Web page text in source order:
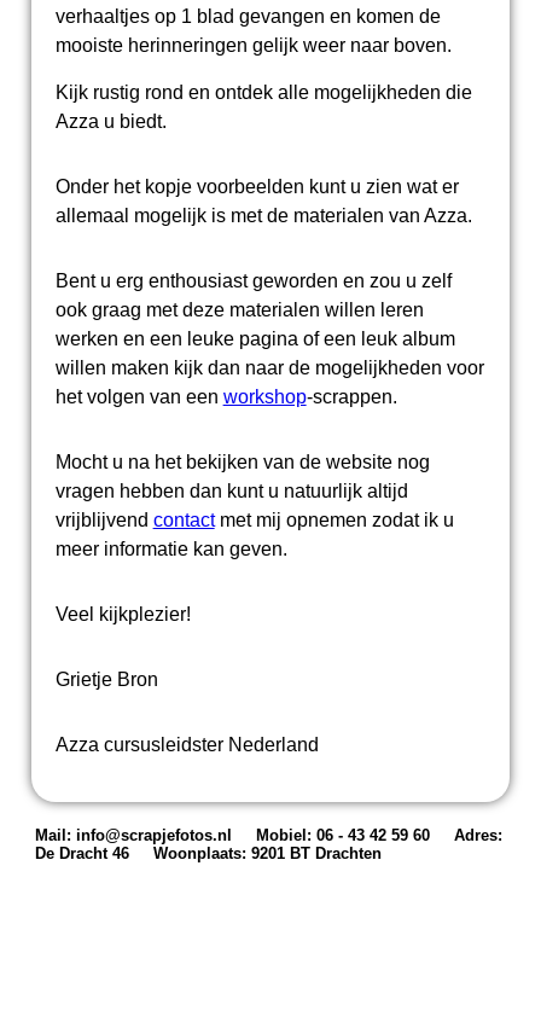
verhaaltjes op 1 blad gevangen en komen de
mooiste herinneringen gelijk weer naar boven.
Kijk rustig rond en ontdek alle mogelijkheden die
Azza u biedt.
Onder het kopje voorbeelden kunt u zien wat er
allemaal mogelijk is met de materialen van Azza.
Bent u erg enthousiast geworden en zou u zelf
ook graag met deze materialen willen leren
werken en een leuke pagina of een leuk album
willen maken kijk dan naar de mogelijkheden voor
het volgen van een workshop-scrappen.
Mocht u na het bekijken van de website nog
vragen hebben dan kunt u natuurlijk altijd
vrijblijvend contactmet mij opnemen zodat ik u
meer informatie kan geven.
Veel kijkplezier!
Grietje Bron
Azza cursusleidster Nederland
Mail: info@scrapjefotos.nl Mobiel: 06 - 43 42 59 60 Adres:
De Dracht 46 Woonplaats: 9201 BT Drachten